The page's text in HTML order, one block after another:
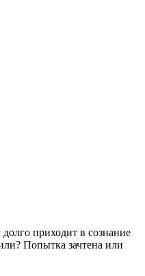
приходит в сознание
Попытка зачтена или